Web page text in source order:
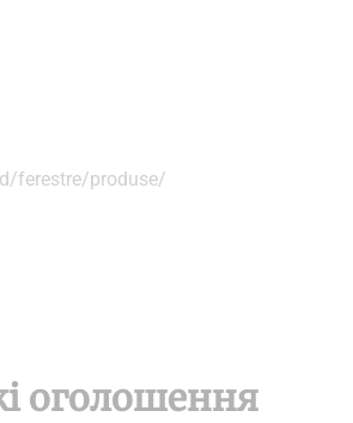
ferestre/produse/
оголошення